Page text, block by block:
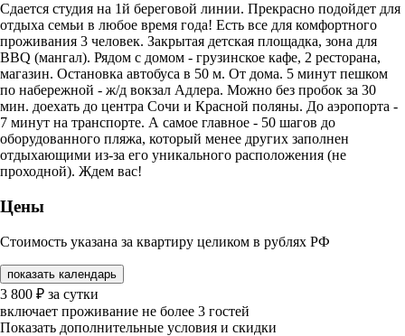
Сдается студия на 1й береговой линии. Прекрасно подойдет для
отдыха семьи в любое время года! Есть все для комфортного
проживания 3 человек. Закрытая детская площадка, зона для
BBQ (мангал). Рядом с домом - грузинское кафе, 2 ресторана,
магазин. Остановка автобуса в 50 м. От дома. 5 минут пешком
по набережной - ж/д вокзал Адлера. Можно без пробок за 30
мин. доехать до центра Сочи и Красной поляны. До аэропорта -
7 минут на транспорте. А самое главное - 50 шагов до
оборудованного пляжа, который менее других заполнен
отдыхающими из-за его уникального расположения (не
проходной). Ждем вас!
Цены
Стоимость указана за квартиру целиком в рублях РФ
показать календарь
3 800 ₽ за сутки
включает проживание не более 3 гостей
Показать дополнительные условия и скидки